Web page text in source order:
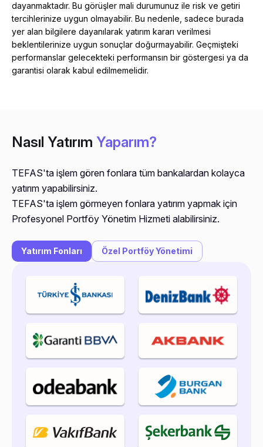
dayanmaktadır. Bu görüşler mali durumunuz ile risk ve getiri
tercihlerinize uygun olmayabilir. Bu nedenle, sadece burada
yer alan bilgilere dayanılarak yatırım kararı verilmesi
beklentilerinize uygun sonuçlar doğurmayabilir. Geçmişteki
performanslar gelecekteki performansın bir göstergesi ya da
garantisi olarak kabul edilmemelidir.
Nasıl Yatırım Yaparım?
TEFAS'ta işlem gören fonlara tüm bankalardan kolayca
yatırım yapabilirsiniz.
TEFAS'ta işlem görmeyen fonlara yatırım yapmak için
Profesyonel Portföy Yönetim Hizmeti alabilirsiniz.
Yatırım Fonları Özel Portföy Yönetimi